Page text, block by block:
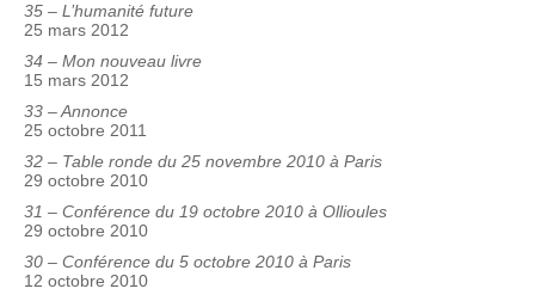
35 – L’humanité future
25 mars 2012
34 – Mon nouveau livre
15 mars 2012
33 – Annonce
25 octobre 2011
32 – Table ronde du 25 novembre 2010 à Paris
29 octobre 2010
31 – Conférence du 19 octobre 2010 à Ollioules
29 octobre 2010
30 – Conférence du 5 octobre 2010 à Paris
12 octobre 2010